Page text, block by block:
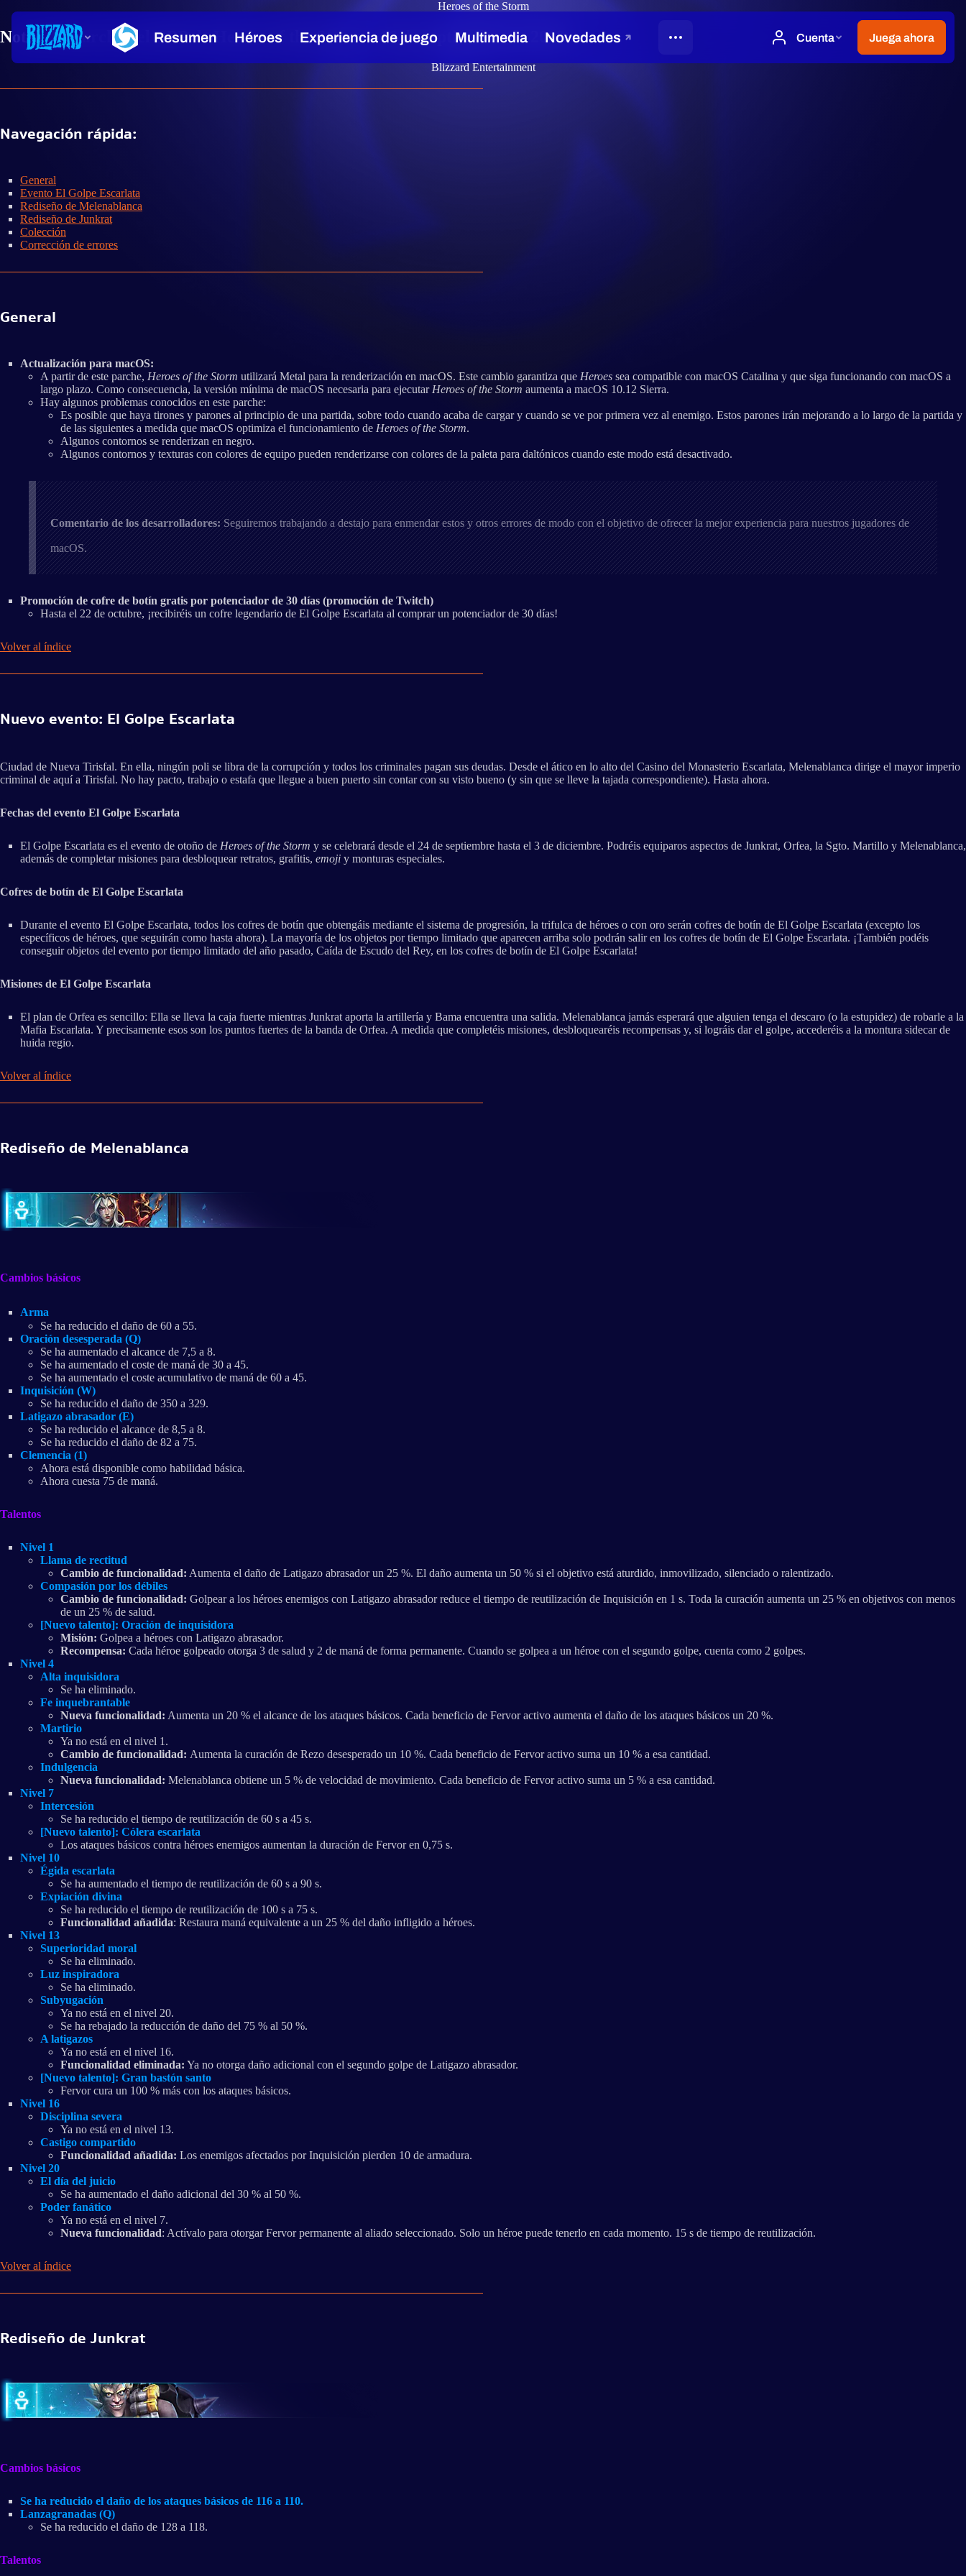
Heroes of the Storm
Notas del parche del RPP de Heroes of the Storm – 16 de septiembre de 2019
Blizzard Entertainment
Navegación rápida:
General
Evento El Golpe Escarlata
Rediseño de Melenablanca
Rediseño de Junkrat
Colección
Corrección de errores
General
Actualización para macOS:
A partir de este parche, Heroes of the Storm utilizará Metal para la renderización en macOS. Este cambio garantiza que Heroes sea compatible con macOS Catalina y que siga funcionando con macOS a
largo plazo. Como consecuencia, la versión mínima de macOS necesaria para ejecutar Heroes of the Storm aumenta a macOS 10.12 Sierra.
Hay algunos problemas conocidos en este parche:
Es posible que haya tirones y parones al principio de una partida, sobre todo cuando acaba de cargar y cuando se ve por primera vez al enemigo. Estos parones irán mejorando a lo largo de la partida y
de las siguientes a medida que macOS optimiza el funcionamiento de Heroes of the Storm.
Algunos contornos se renderizan en negro.
Algunos contornos y texturas con colores de equipo pueden renderizarse con colores de la paleta para daltónicos cuando este modo está desactivado.
Comentario de los desarrolladores:Seguiremos trabajando a destajo para enmendar estos y otros errores de modo con el objetivo de ofrecer la mejor experiencia para nuestros jugadores de
macOS.
Promoción de cofre de botín gratis por potenciador de 30 días (promoción de Twitch)
Hasta el 22 de octubre, ¡recibiréis un cofre legendario de El Golpe Escarlata al comprar un potenciador de 30 días!
Volver al índice
Nuevo evento: El Golpe Escarlata
Ciudad de Nueva Tirisfal. En ella, ningún poli se libra de la corrupción y todos los criminales pagan sus deudas. Desde el ático en lo alto del Casino del Monasterio Escarlata, Melenablanca dirige el mayor imperio
criminal de aquí a Tirisfal. No hay pacto, trabajo o estafa que llegue a buen puerto sin contar con su visto bueno (y sin que se lleve la tajada correspondiente). Hasta ahora.
Fechas del evento El Golpe Escarlata
El Golpe Escarlata es el evento de otoño de Heroes of the Storm y se celebrará desde el 24 de septiembre hasta el 3 de diciembre. Podréis equiparos aspectos de Junkrat, Orfea, la Sgto. Martillo y Melenablanca,
además de completar misiones para desbloquear retratos, grafitis, emoji y monturas especiales.
Cofres de botín de El Golpe Escarlata
Durante el evento El Golpe Escarlata, todos los cofres de botín que obtengáis mediante el sistema de progresión, la trifulca de héroes o con oro serán cofres de botín de El Golpe Escarlata (excepto los
específicos de héroes, que seguirán como hasta ahora). La mayoría de los objetos por tiempo limitado que aparecen arriba solo podrán salir en los cofres de botín de El Golpe Escarlata. ¡También podéis
conseguir objetos del evento por tiempo limitado del año pasado, Caída de Escudo del Rey, en los cofres de botín de El Golpe Escarlata!
Misiones de El Golpe Escarlata
El plan de Orfea es sencillo: Ella se lleva la caja fuerte mientras Junkrat aporta la artillería y Bama encuentra una salida. Melenablanca jamás esperará que alguien tenga el descaro (o la estupidez) de robarle a la
Mafia Escarlata. Y precisamente esos son los puntos fuertes de la banda de Orfea. A medida que completéis misiones, desbloquearéis recompensas y, si lográis dar el golpe, accederéis a la montura sidecar de
huida regio.
Volver al índice
Rediseño de Melenablanca
Cambios básicos
Arma
Se ha reducido el daño de 60 a 55.
Oración desesperada (Q)
Se ha aumentado el alcance de 7,5 a 8.
Se ha aumentado el coste de maná de 30 a 45.
Se ha aumentado el coste acumulativo de maná de 60 a 45.
Inquisición (W)
Se ha reducido el daño de 350 a 329.
Latigazo abrasador (E)
Se ha reducido el alcance de 8,5 a 8.
Se ha reducido el daño de 82 a 75.
Clemencia (1)
Ahora está disponible como habilidad básica.
Ahora cuesta 75 de maná.
Talentos
Nivel 1
Llama de rectitud
Cambio de funcionalidad: Aumenta el daño de Latigazo abrasador un 25 %. El daño aumenta un 50 % si el objetivo está aturdido, inmovilizado, silenciado o ralentizado.
Compasión por los débiles
Cambio de funcionalidad: Golpear a los héroes enemigos con Latigazo abrasador reduce el tiempo de reutilización de Inquisición en 1 s. Toda la curación aumenta un 25 % en objetivos con menos
de un 25 % de salud.
[Nuevo talento]: Oración de inquisidora
Misión: Golpea a héroes con Latigazo abrasador.
Recompensa: Cada héroe golpeado otorga 3 de salud y 2 de maná de forma permanente. Cuando se golpea a un héroe con el segundo golpe, cuenta como 2 golpes.
Nivel 4
Alta inquisidora
Se ha eliminado.
Fe inquebrantable
Nueva funcionalidad: Aumenta un 20 % el alcance de los ataques básicos. Cada beneficio de Fervor activo aumenta el daño de los ataques básicos un 20 %.
Martirio
Ya no está en el nivel 1.
Cambio de funcionalidad: Aumenta la curación de Rezo desesperado un 10 %. Cada beneficio de Fervor activo suma un 10 % a esa cantidad.
Indulgencia
Nueva funcionalidad: Melenablanca obtiene un 5 % de velocidad de movimiento. Cada beneficio de Fervor activo suma un 5 % a esa cantidad.
Nivel 7
Intercesión
Se ha reducido el tiempo de reutilización de 60 s a 45 s.
[Nuevo talento]: Cólera escarlata
Los ataques básicos contra héroes enemigos aumentan la duración de Fervor en 0,75 s.
Nivel 10
Égida escarlata
Se ha aumentado el tiempo de reutilización de 60 s a 90 s.
Expiación divina
Se ha reducido el tiempo de reutilización de 100 s a 75 s.
Funcionalidad añadida: Restaura maná equivalente a un 25 % del daño infligido a héroes.
Nivel 13
Superioridad moral
Se ha eliminado.
Luz inspiradora
Se ha eliminado.
Subyugación
Ya no está en el nivel 20.
Se ha rebajado la reducción de daño del 75 % al 50 %.
A latigazos
Ya no está en el nivel 16.
Funcionalidad eliminada: Ya no otorga daño adicional con el segundo golpe de Latigazo abrasador.
[Nuevo talento]: Gran bastón santo
Fervor cura un 100 % más con los ataques básicos.
Nivel 16
Disciplina severa
Ya no está en el nivel 13.
Castigo compartido
Funcionalidad añadida: Los enemigos afectados por Inquisición pierden 10 de armadura.
Nivel 20
El día del juicio
Se ha aumentado el daño adicional del 30 % al 50 %.
Poder fanático
Ya no está en el nivel 7.
Nueva funcionalidad: Actívalo para otorgar Fervor permanente al aliado seleccionado. Solo un héroe puede tenerlo en cada momento. 15 s de tiempo de reutilización.
Volver al índice
Rediseño de Junkrat
Cambios básicos
Se ha reducido el daño de los ataques básicos de 116 a 110.
Lanzagranadas (Q)
Se ha reducido el daño de 128 a 118.
Talentos